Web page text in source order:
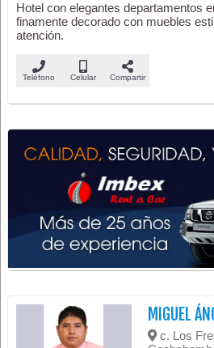
Hotel con elegantes departamentos
finamente decorado con muebles
atención.
Teléfono Celular Compartir
MIGUEL
c. Los